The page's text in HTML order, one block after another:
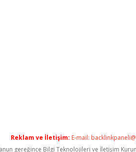
Reklam ve İletişim: E-mail:
gereğince Bilgi Teknolojileri ve İletişim